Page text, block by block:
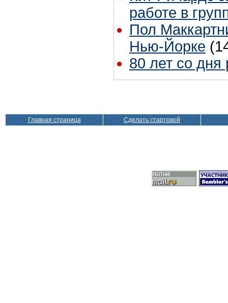
работе в
Пол
Нью-Йорке
80 лет со
Главная страница Сделать стартовой